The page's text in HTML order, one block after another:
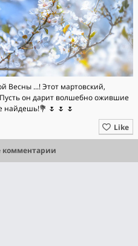
...! Этот мартовский,
он дарит волшебно ожившие
найдешь!💐 🌷 🌷 🌷
Like